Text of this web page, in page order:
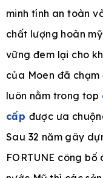
minh tính an toàn
chất lượng hoàn
vững đem lại cho
của Moen đã
luôn nằm trong top
cấp được ưa
Sau 32 năm gây
FORTUNE công